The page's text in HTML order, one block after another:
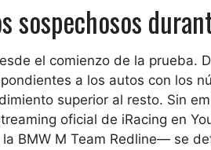
sospechosos
el comienzo de la prueba.
a los autos con los
superior al resto. Sin
oficial de iRacing en
BMW M Team Redline— se